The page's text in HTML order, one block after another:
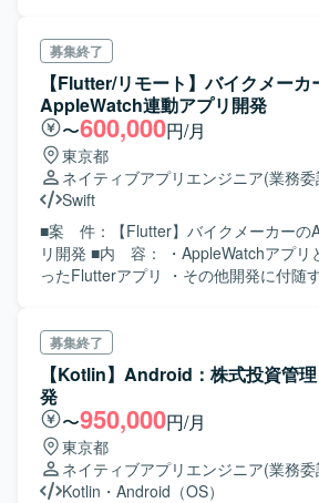
バックをもとにした継続的な機能改善
ど
募集終了
【Flutter/リモート】バイクメーカ
AppleWatch連動アプリ開発
〜600,000円/月
東京都
ネイティブアプリエンジニア(業務
Swift
■案 件：【Flutter】バイクメーカーの
リ開発 ■内 容： ・AppleWatchアプリ
ったFlutterアプリ ・その他開発に付随する業務
イティヴアプリ開発経験 ■尚 可： ・Swiftでの開発経験が
ある ・いずれかのソフトウェアアーキ
開発経験がある
募集終了
【Kotlin】Android：株式投資管
発
〜950,000円/月
東京都
ネイティブアプリエンジニア(業務
Kotlin ・ Android（OS）